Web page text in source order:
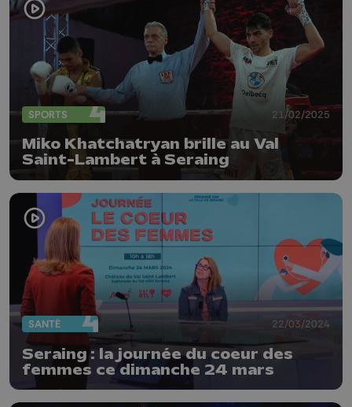
SPORTS 21/02/2025
Miko Khatchatryan brille au Val
Saint-Lambert à Seraing
SANTÉ 22/03/2024
Seraing : la journée du coeur des
femmes ce dimanche 24 mars